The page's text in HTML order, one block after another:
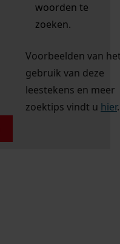
woorden te
zoeken.
Voorbeelden van
gebruik van deze
leestekens en meer
zoektips vindt u hier.